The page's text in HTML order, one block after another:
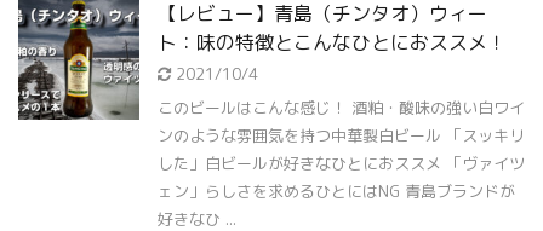
【レビュー】青島（チンタオ）ウィー
ト：味の特徴とこんなひとにおススメ！
2021/10/4
このビールはこんな感じ！ 酒粕・酸味の強い白ワイ
ンのような雰囲気を持つ中華製白ビール 「スッキリ
した」白ビールが好きなひとにおススメ 「ヴァイツ
ェン」らしさを求めるひとにはNG 青島ブランドが
好きなひ ...